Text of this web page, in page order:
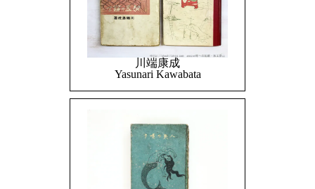
川端康成
Yasunari Kawabata